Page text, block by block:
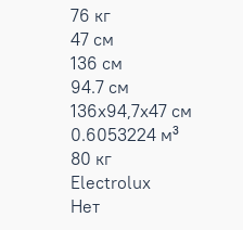
76 кг
47 см
136 см
94.7 см
136x94,7x47 см
0.6053224 м³
80 кг
Electrolux
Нет